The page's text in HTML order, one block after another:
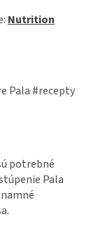
Nutrition
Pala #recepty
potrebné
Pala